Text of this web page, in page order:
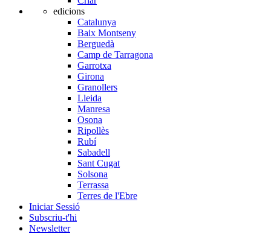
edicions
Catalunya
Baix Montseny
Berguedà
Camp de Tarragona
Garrotxa
Girona
Granollers
Lleida
Manresa
Osona
Ripollès
Rubí
Sabadell
Sant Cugat
Solsona
Terrassa
Terres de l'Ebre
Iniciar Sessió
Subscriu-t'hi
Newsletter